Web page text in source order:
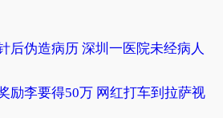
后伪造病历 深圳一医院未经病人
励李要得50万 网红打车到拉萨视